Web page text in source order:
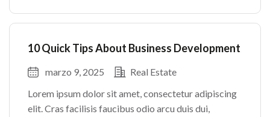
justo odio parturient mauris curabitur lorem in.
10 Quick Tips About Business Development
marzo 9, 2025
Real Estate
Lorem ipsum dolor sit amet, consectetur adipiscing
elit. Cras facilisis faucibus odio arcu duis dui,